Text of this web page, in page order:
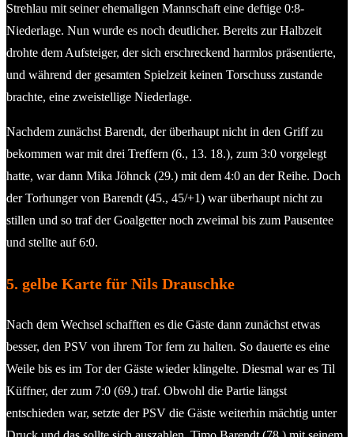
Strehlau mit seiner ehemaligen Mannschaft eine deftige 0:8-
Niederlage. Nun wurde es noch deutlicher. Bereits zur Halbzeit
drohte dem Aufsteiger, der sich erschreckend harmlos präsentierte,
und während der gesamten Spielzeit keinen Torschuss zustande
brachte, eine zweistellige Niederlage.
Nachdem zunächst Barendt, der überhaupt nicht in den Griff zu
bekommen war mit drei Treffern (6., 13. 18.), zum 3:0 vorgelegt
hatte, war dann Mika Jöhnck (29.) mit dem 4:0 an der Reihe. Doch
der Torhunger von Barendt (45., 45/+1) war überhaupt nicht zu
stillen und so traf der Goalgetter noch zweimal bis zum Pausentee
und stellte auf 6:0.
5. gelbe Karte für Nils Drauschke
Nach dem Wechsel schafften es die Gäste dann zunächst etwas
besser, den PSV von ihrem Tor fern zu halten. So dauerte es eine
Weile bis es im Tor der Gäste wieder klingelte. Diesmal war es Til
Küffner, der zum 7:0 (69.) traf. Obwohl die Partie längst
entschieden war, setzte der PSV die Gäste weiterhin mächtig unter